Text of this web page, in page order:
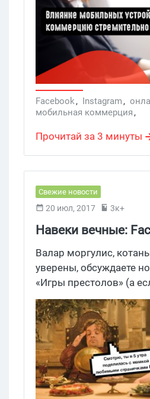
Facebook, Instagram,
мобильная коммерция,
Прочитай за 3 минуты
Свежие новости
20 июл, 2017 3к+
Навеки вечные:
запустил
связывать группы
Валар моргулис,
уверены, обсуждаете
«Игры престолов» (а
можете скрываетесь
спойлеров и инфы на
Facebook тестит
из них уже прошла все
была представлена
встречайте, теперь
FB можно связывать.